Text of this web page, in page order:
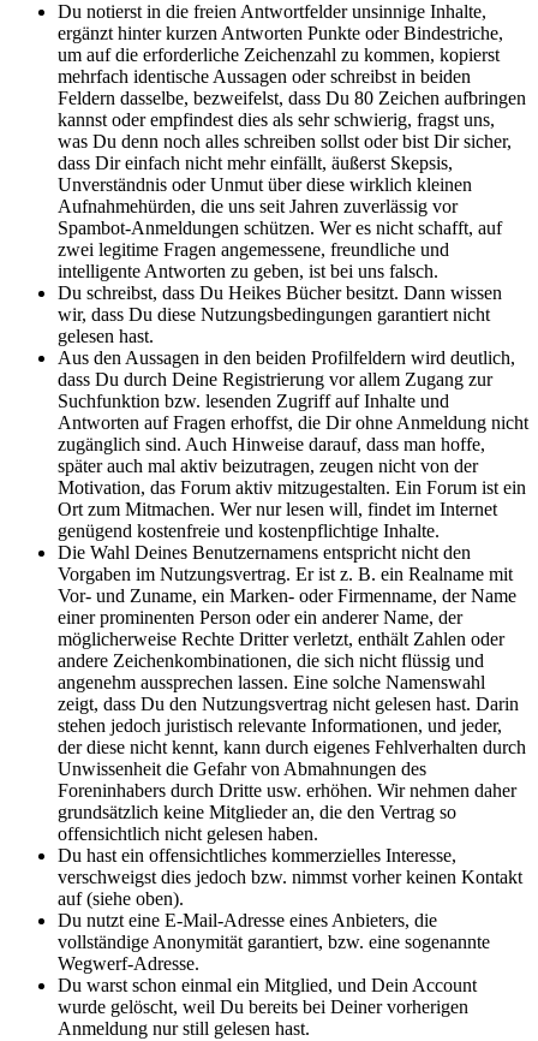
Du notierst in die freien Antwortfelder unsinnige Inhalte,
ergänzt hinter kurzen Antworten Punkte oder Bindestriche,
um auf die erforderliche Zeichenzahl zu kommen, kopierst
mehrfach identische Aussagen oder schreibst in beiden
Feldern dasselbe, bezweifelst, dass Du 80 Zeichen aufbringen
kannst oder empfindest dies als sehr schwierig, fragst uns,
was Du denn noch alles schreiben sollst oder bist Dir sicher,
dass Dir einfach nicht mehr einfällt, äußerst Skepsis,
Unverständnis oder Unmut über diese wirklich kleinen
Aufnahmehürden, die uns seit Jahren zuverlässig vor
Spambot-Anmeldungen schützen. Wer es nicht schafft, auf
zwei legitime Fragen angemessene, freundliche und
intelligente Antworten zu geben, ist bei uns falsch.
Du schreibst, dass Du Heikes Bücher besitzt. Dann wissen
wir, dass Du diese Nutzungsbedingungen garantiert nicht
gelesen hast.
Aus den Aussagen in den beiden Profilfeldern wird deutlich,
dass Du durch Deine Registrierung vor allem Zugang zur
Suchfunktion bzw. lesenden Zugriff auf Inhalte und
Antworten auf Fragen erhoffst, die Dir ohne Anmeldung nicht
zugänglich sind. Auch Hinweise darauf, dass man hoffe,
später auch mal aktiv beizutragen, zeugen nicht von der
Motivation, das Forum aktiv mitzugestalten. Ein Forum ist ein
Ort zum Mitmachen. Wer nur lesen will, findet im Internet
genügend kostenfreie und kostenpflichtige Inhalte.
Die Wahl Deines Benutzernamens entspricht nicht den
Vorgaben im Nutzungsvertrag. Er ist z. B. ein Realname mit
Vor- und Zuname, ein Marken- oder Firmenname, der Name
einer prominenten Person oder ein anderer Name, der
möglicherweise Rechte Dritter verletzt, enthält Zahlen oder
andere Zeichenkombinationen, die sich nicht flüssig und
angenehm aussprechen lassen. Eine solche Namenswahl
zeigt, dass Du den Nutzungsvertrag nicht gelesen hast. Darin
stehen jedoch juristisch relevante Informationen, und jeder,
der diese nicht kennt, kann durch eigenes Fehlverhalten durch
Unwissenheit die Gefahr von Abmahnungen des
Foreninhabers durch Dritte usw. erhöhen. Wir nehmen daher
grundsätzlich keine Mitglieder an, die den Vertrag so
offensichtlich nicht gelesen haben.
Du hast ein offensichtliches kommerzielles Interesse,
verschweigst dies jedoch bzw. nimmst vorher keinen Kontakt
auf (siehe oben).
Du nutzt eine E-Mail-Adresse eines Anbieters, die
vollständige Anonymität garantiert, bzw. eine sogenannte
Wegwerf-Adresse.
Du warst schon einmal ein Mitglied, und Dein Account
wurde gelöscht, weil Du bereits bei Deiner vorherigen
Anmeldung nur still gelesen hast.